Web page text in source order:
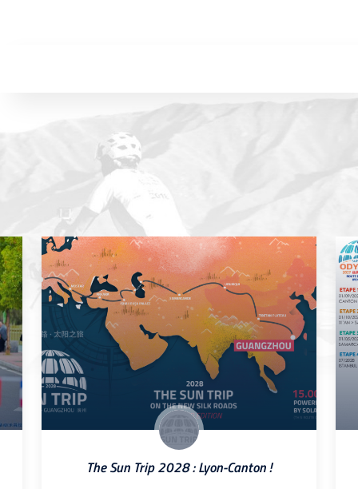
The Sun Trip 2028 : Lyon-Canton !